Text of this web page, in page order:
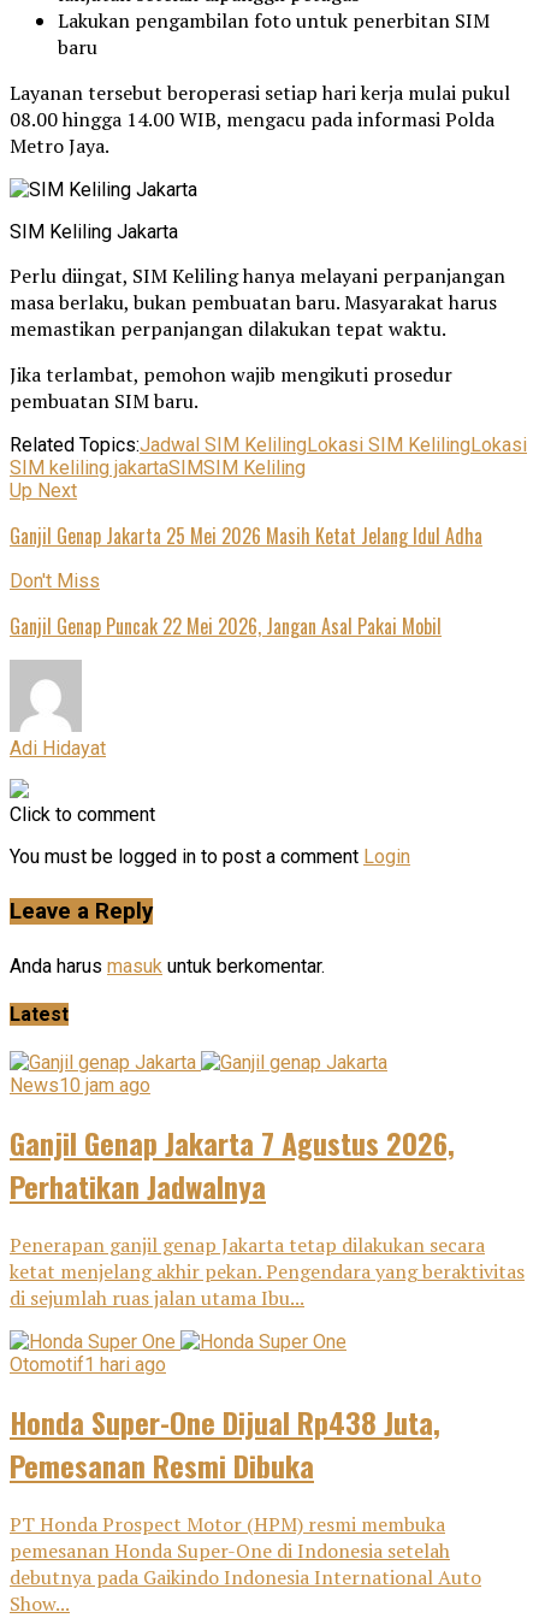
Lakukan pengambilan foto untuk penerbitan SIM
baru
Layanan tersebut beroperasi setiap hari kerja mulai pukul
08.00 hingga 14.00 WIB, mengacu pada informasi Polda
Metro Jaya.
SIM Keliling Jakarta
Perlu diingat, SIM Keliling hanya melayani perpanjangan
masa berlaku, bukan pembuatan baru. Masyarakat harus
memastikan perpanjangan dilakukan tepat waktu.
Jika terlambat, pemohon wajib mengikuti prosedur
pembuatan SIM baru.
Related Topics:Jadwal SIM KelilingLokasi SIM KelilingLokasi
SIM keliling jakartaSIMSIM Keliling
Up Next
Ganjil Genap Jakarta 25 Mei 2026 Masih Ketat Jelang Idul Adha
Don't Miss
Ganjil Genap Puncak 22 Mei 2026, Jangan Asal Pakai Mobil
Adi Hidayat
Click to comment
You must be logged in to post a comment Login
Leave a Reply
Anda harus masuk untuk berkomentar.
Latest
News10 jam ago
Ganjil Genap Jakarta 7 Agustus 2026,
Perhatikan Jadwalnya
Penerapan ganjil genap Jakarta tetap dilakukan secara
ketat menjelang akhir pekan. Pengendara yang beraktivitas
di sejumlah ruas jalan utama Ibu...
Otomotif1 hari ago
Honda Super-One Dijual Rp438 Juta,
Pemesanan Resmi Dibuka
PT Honda Prospect Motor (HPM) resmi membuka
pemesanan Honda Super-One di Indonesia setelah
debutnya pada Gaikindo Indonesia International Auto
Show...